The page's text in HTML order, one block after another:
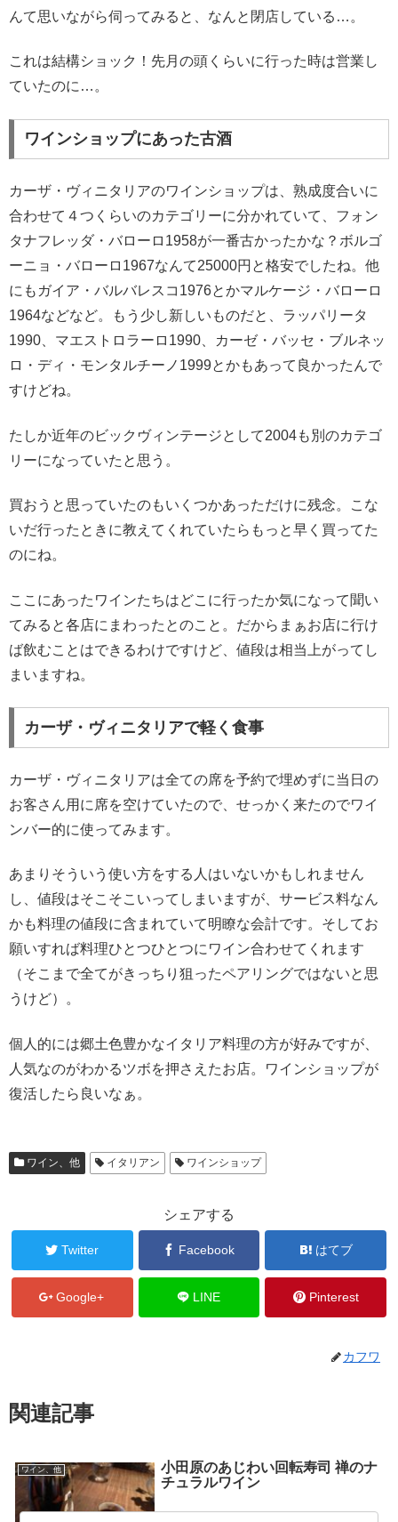
んて思いながら伺ってみると、なんと閉店している…。
これは結構ショック！先月の頭くらいに行った時は営業し
ていたのに…。
ワインショップにあった古酒
カーザ・ヴィニタリアのワインショップは、熟成度合いに
合わせて４つくらいのカテゴリーに分かれていて、フォン
タナフレッダ・バローロ1958が一番古かったかな？ボルゴ
ーニョ・バローロ1967なんて25000円と格安でしたね。他
にもガイア・バルバレスコ1976とかマルケージ・バローロ
1964などなど。もう少し新しいものだと、ラッパリータ
1990、マエストロラーロ1990、カーゼ・バッセ・ブルネッ
ロ・ディ・モンタルチーノ1999とかもあって良かったんで
すけどね。
たしか近年のビックヴィンテージとして2004も別のカテゴ
リーになっていたと思う。
買おうと思っていたのもいくつかあっただけに残念。こな
いだ行ったときに教えてくれていたらもっと早く買ってた
のにね。
ここにあったワインたちはどこに行ったか気になって聞い
てみると各店にまわったとのこと。だからまぁお店に行け
ば飲むことはできるわけですけど、値段は相当上がってし
まいますね。
カーザ・ヴィニタリアで軽く食事
カーザ・ヴィニタリアは全ての席を予約で埋めずに当日の
お客さん用に席を空けていたので、せっかく来たのでワイ
ンバー的に使ってみます。
あまりそういう使い方をする人はいないかもしれません
し、値段はそこそこいってしまいますが、サービス料なん
かも料理の値段に含まれていて明瞭な会計です。そしてお
願いすれば料理ひとつひとつにワイン合わせてくれます
（そこまで全てがきっちり狙ったペアリングではないと思
うけど）。
個人的には郷土色豊かなイタリア料理の方が好みですが、
人気なのがわかるツボを押さえたお店。ワインショップが
復活したら良いなぁ。
ワイン、他 イタリアン ワインショップ
シェアする
Twitter Facebook はてブ
Google+ LINE Pinterest
カフワ
関連記事
ワイン、他
小田原のあじわい回転寿司 禅のナ
チュラルワイン